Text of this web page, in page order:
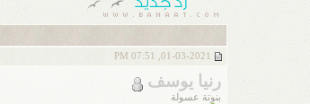
رنيا يوسف
بنوتة عسولة